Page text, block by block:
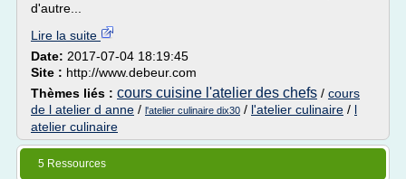
d'autre...
Lire la suite
Date: 2017-07-04 18:19:45
Site : http://www.debeur.com
Thèmes liés : cours cuisine l'atelier des chefs / cours
de l atelier d anne / l'atelier culinaire dix30 / l'atelier culinaire / l
atelier culinaire
5 Ressources